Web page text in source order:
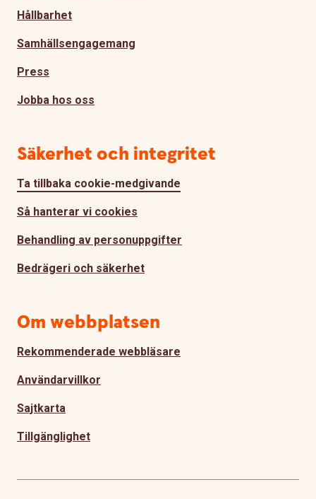
Hållbarhet
Samhällsengagemang
Press
Jobba hos oss
Säkerhet och integritet
Ta tillbaka cookie-medgivande
Så hanterar vi cookies
Behandling av personuppgifter
Bedrägeri och säkerhet
Om webbplatsen
Rekommenderade webbläsare
Användarvillkor
Sajtkarta
Tillgänglighet